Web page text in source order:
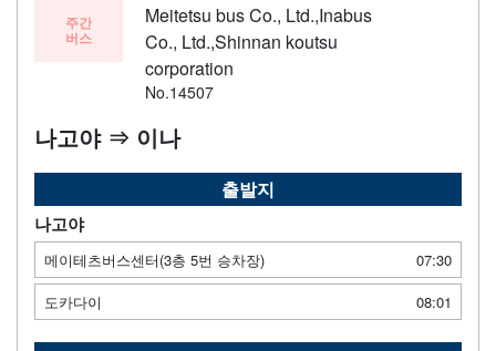
주간
버스
Meitetsu bus Co., Ltd.,Inabus
Co., Ltd.,Shinnan koutsu
corporation
No.14507
나고야 ⇒ 이나
출발지
나고야
메이테츠버스센터(3층 5번 승차장)
07:30
도카다이
08:01